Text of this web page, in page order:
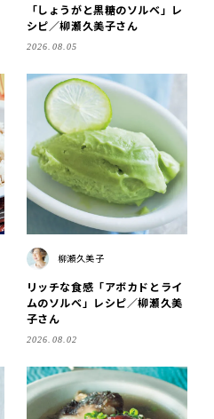
「しょうがと黒糖のソルベ」レ
シピ／柳瀬久美子さん
2026.08.05
柳瀬久美子
リッチな食感「アボカドとライ
ムのソルベ」レシピ／柳瀬久美
子さん
2026.08.02